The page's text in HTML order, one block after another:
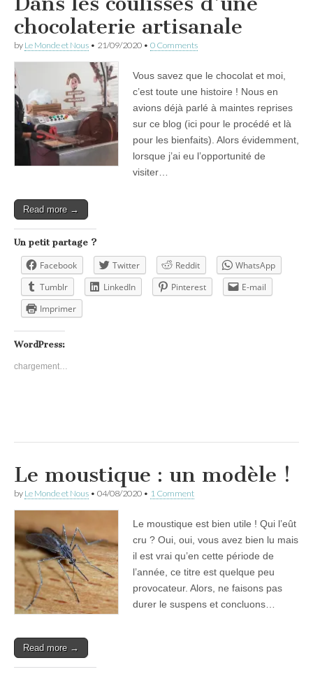
chocolaterie artisanale
by Le Monde et Nous • 21/09/2020 • 0 Comments
Vous savez que le chocolat et moi,
c’est toute une histoire ! Nous en
avions déjà parlé à maintes reprises
sur ce blog (ici pour le procédé et là
pour les bienfaits). Alors évidemment,
lorsque j’ai eu l’opportunité de
visiter…
Read more →
Un petit partage ?
Facebook Twitter Reddit
WhatsApp
Tumblr
LinkedIn Pinterest
E-mail
Imprimer
WordPress:
chargement…
Le moustique : un modèle !
by Le Monde et Nous • 04/08/2020 • 1 Comment
Le moustique est bien utile ! Qui l’eût
cru ? Oui, oui, vous avez bien lu mais
il est vrai qu’en cette période de
l’année, ce titre est quelque peu
provocateur. Alors, ne faisons pas
durer le suspens et concluons…
Read more →